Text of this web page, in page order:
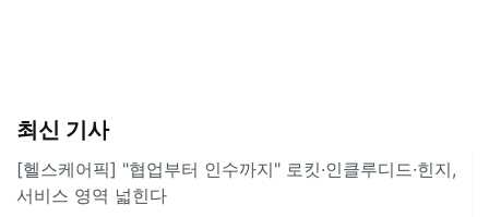
최신 기사
[헬스케어픽] "협업부터 인수까지" 로킷·인클루디드·힌지,
서비스 영역 넓힌다